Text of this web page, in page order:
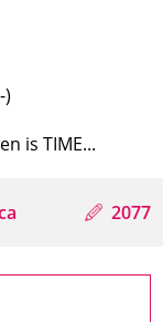
)
is TIME...
2077